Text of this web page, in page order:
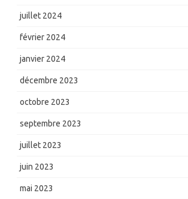
juillet 2024
février 2024
janvier 2024
décembre 2023
octobre 2023
septembre 2023
juillet 2023
juin 2023
mai 2023